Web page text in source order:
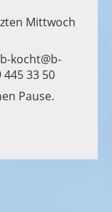
Mittwoch
b-kocht@b-
445 33 50
Pause.